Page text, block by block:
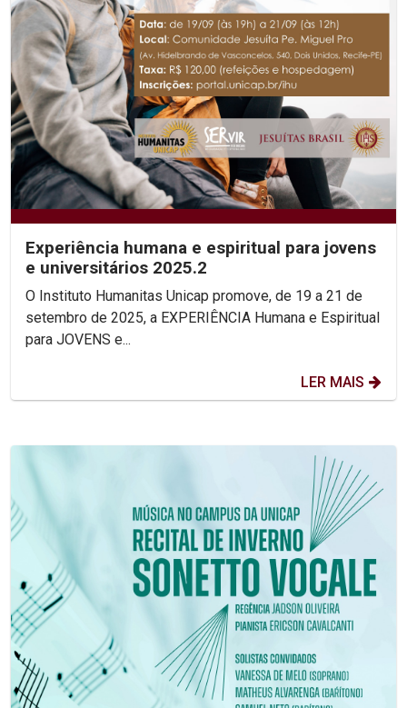
Experiência humana e espiritual para jovens
e universitários 2025.2
O Instituto Humanitas Unicap promove, de 19 a 21 de
setembro de 2025, a EXPERIÊNCIA Humana e Espiritual
para JOVENS e...
LER MAIS